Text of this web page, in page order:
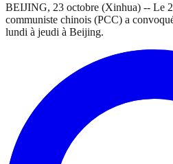
BEIJING, 23 octobre (Xinhua) -- Le
communiste chinois (PCC) a
lundi à jeudi à Beijing.